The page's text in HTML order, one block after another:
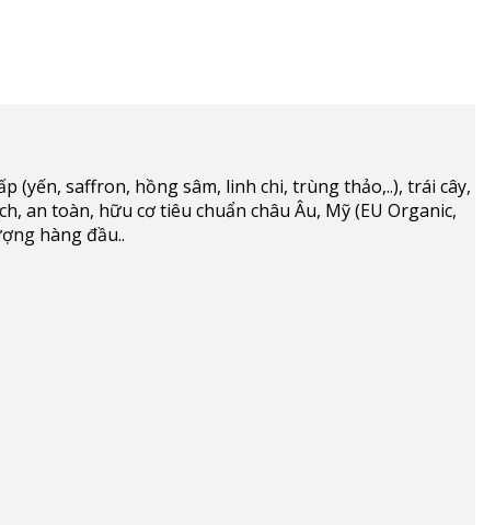
(yến, saffron, hồng sâm, linh chi, trùng thảo,..), trái cây,
an toàn, hữu cơ tiêu chuẩn châu Âu, Mỹ (EU Organic,
hàng đầu..